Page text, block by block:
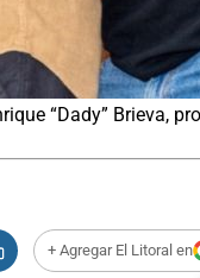
“Dady”
+ Agregar El Litoral en